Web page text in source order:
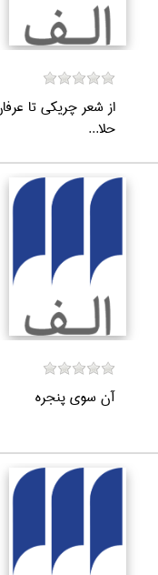
از شعر چريكي تا
حلا...
آن سوي پنجره